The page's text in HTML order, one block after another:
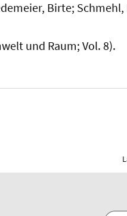
Birte; Schmehl,
und Raum; Vol. 8).